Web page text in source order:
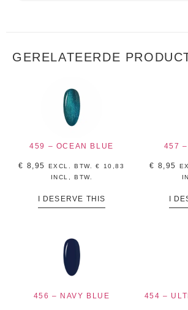
GERELATEERDE
459 – OCEAN BLUE
€ 8,95 EXCL. BTW.€
10,83
INCL, BTW.
I DESERVE THIS
457
€ 8,95
I
456 – NAVY BLUE 454 –